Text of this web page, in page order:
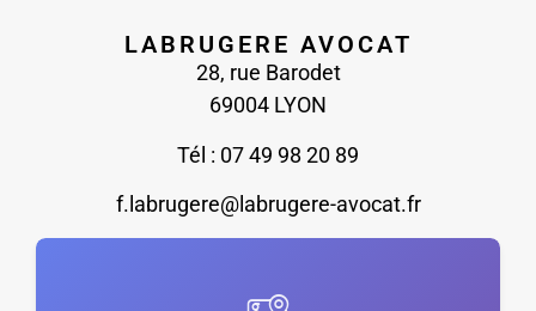
LABRUGERE AVOCAT
28, rue Barodet
69004 LYON
Tél : 07 49 98 20 89
f.labrugere@labrugere-avocat.fr